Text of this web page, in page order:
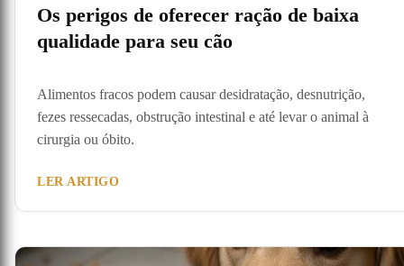
Os perigos de oferecer ração de baixa
qualidade para seu cão
Alimentos fracos podem causar desidratação, desnutrição,
fezes ressecadas, obstrução intestinal e até levar o animal à
cirurgia ou óbito.
LER ARTIGO